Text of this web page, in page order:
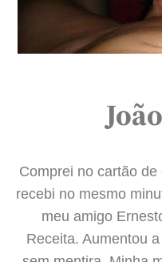
Comprei no cartão de
recebi no mesmo
meu amigo
Receita. Aumentou